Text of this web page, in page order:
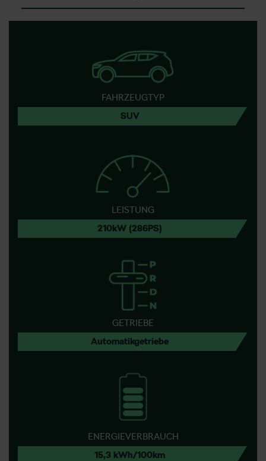
FAHRZEUGTYP
SUV
LEISTUNG
210kW (286PS)
GETRIEBE
Automatikgetriebe
ENERGIEVERBRAUCH
15,3 kWh/100km